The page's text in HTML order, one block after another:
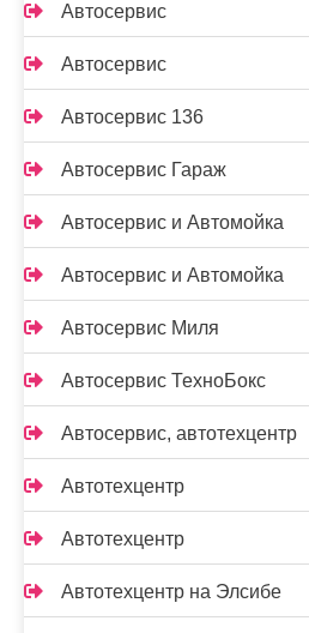
Автосервис
Автосервис
Автосервис 136
Автосервис Гараж
Автосервис и Автомойка
Автосервис и Автомойка
Автосервис Миля
Автосервис ТехноБокс
Автосервис, автотехцентр
Автотехцентр
Автотехцентр
Автотехцентр на Элсибе